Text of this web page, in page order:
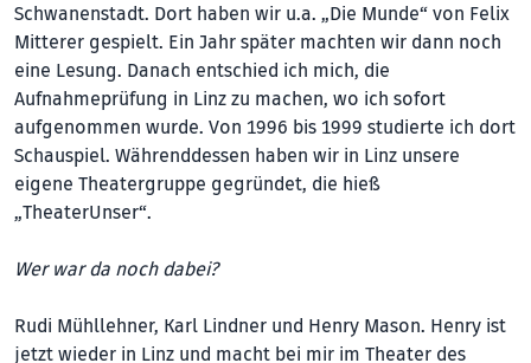
Schwanenstadt. Dort haben wir u.a. „Die Munde“ von Felix
Mitterer gespielt. Ein Jahr später machten wir dann noch
eine Lesung. Danach entschied ich mich, die
Aufnahmeprüfung in Linz zu machen, wo ich sofort
aufgenommen wurde. Von 1996 bis 1999 studierte ich dort
Schauspiel. Währenddessen haben wir in Linz unsere
eigene Theatergruppe gegründet, die hieß
„TheaterUnser“.
Wer war da noch dabei?
Rudi Mühllehner, Karl Lindner und Henry Mason. Henry ist
jetzt wieder in Linz und macht bei mir im Theater des